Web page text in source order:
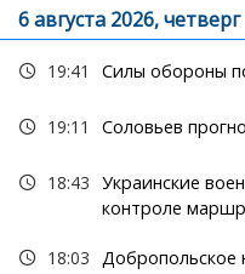
6 августа 2026, четверг
19:41 Силы обороны
19:11 Соловьев
18:43 Украинские
контроле
18:03 Добропольское